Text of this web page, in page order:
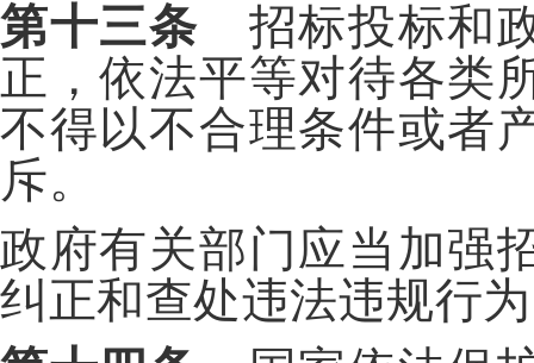
第十三条 招标投标和
正，依法平等对待各类
不得以不合理条件或者
斥。
政府有关部门应当加强
纠正和查处违法违规行